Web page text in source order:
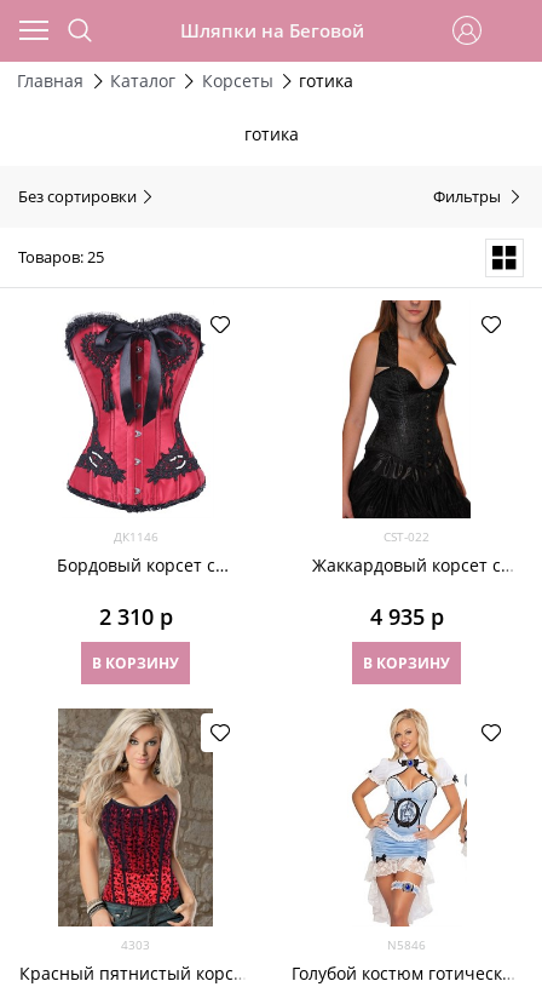
Шляпки на Беговой
Главная Каталог Корсеты готика
готика
Без сортировки Фильтры
Товаров: 25
ДК1146
Бордовый корсет с
2 310 р
В КОРЗИНУ
CST-022
Жаккардовый корсет с
лямках
4 935 р
В КОРЗИНУ
4303
Красный пятнистый корсет
N5846
Голубой костюм готической